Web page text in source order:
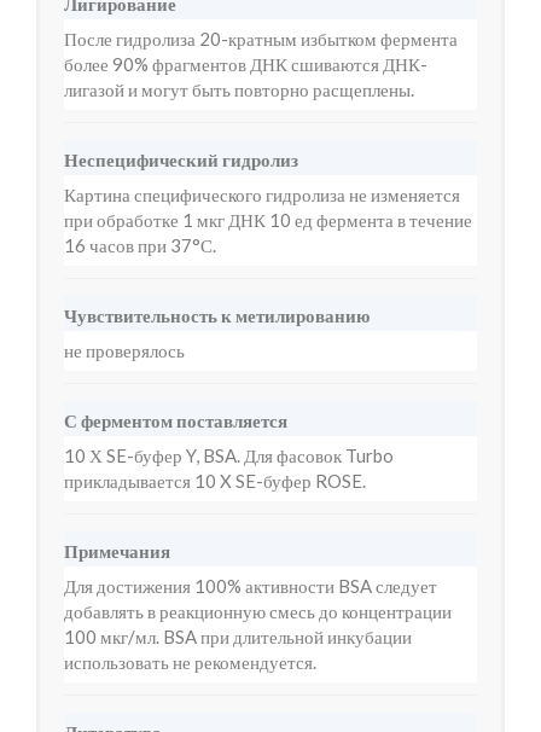
После гидролиза 20-кратным избытком фермента
более 90% фрагментов ДНК сшиваются ДНК-
лигазой и могут быть повторно расщеплены.
Неспецифический гидролиз
Картина специфического гидролиза не изменяется
при обработке 1 мкг ДНК 10 ед фермента в течение
16 часов при 37°С.
Чувствительность к метилированию
не проверялось
С ферментом поставляется
10 Х SE-буфер Y, BSA. Для фасовок Turbo
прикладывается 10 X SE-буфер ROSE.
Примечания
Для достижения 100% активности BSA следует
добавлять в реакционную смесь до концентрации
100 мкг/мл. BSA при длительной инкубации
использовать не рекомендуется.